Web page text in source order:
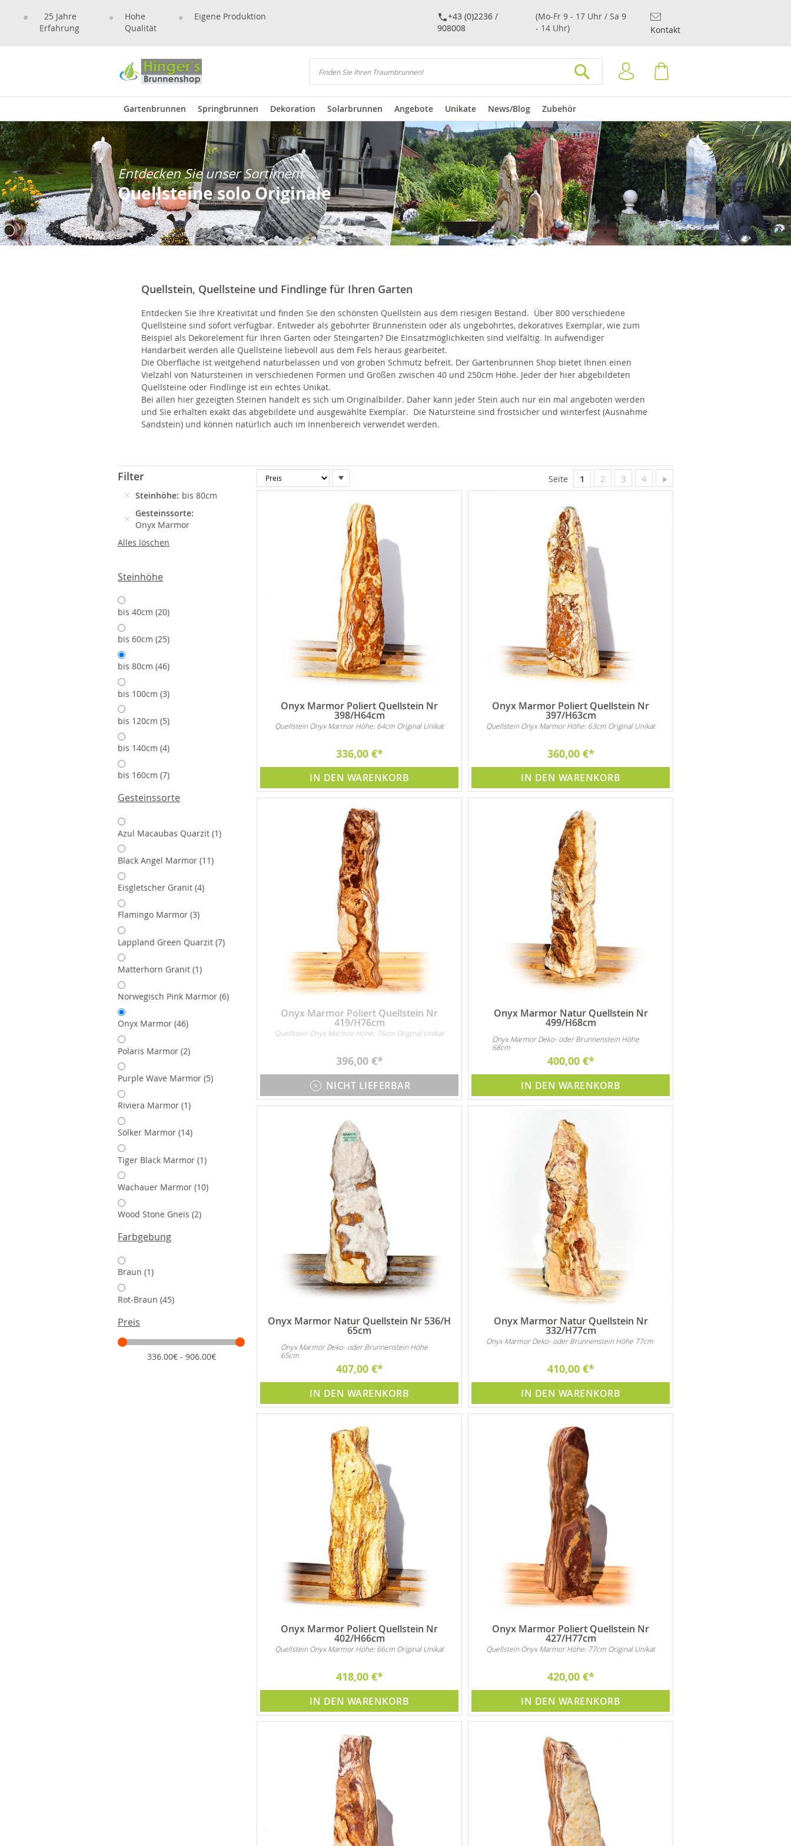
25 Jahre
Erfahrung
Hohe
Qualität
Eigene Produktion
+43 (0)2236 /
908008
(Mo-Fr 9 - 17 Uhr / Sa 9
- 14 Uhr)
Kontakt
Suchen
Anmelden
Gartenbrunnen Springbrunnen Dekoration Solarbrunnen Angebote Unikate News/Blog Zubehör
Entdecken Sie unser Sortiment
Quellsteine solo Originale
Quellstein, Quellsteine und Findlinge für Ihren Garten
Entdecken Sie Ihre Kreativität und finden Sie den schönsten Quellstein aus dem riesigen Bestand. Über 800 verschiedene
Quellsteine sind sofort verfügbar. Entweder als gebohrter Brunnenstein oder als ungebohrtes, dekoratives Exemplar, wie zum
Beispiel als Dekorelement für Ihren Garten oder Steingarten? Die Einsatzmöglichkeiten sind vielfältig. In aufwendiger
Handarbeit werden alle Quellsteine liebevoll aus dem Fels heraus gearbeitet.
Die Oberfläche ist weitgehend naturbelassen und von groben Schmutz befreit. Der Gartenbrunnen Shop bietet Ihnen einen
Vielzahl von Natursteinen in verschiedenen Formen und Größen zwischen 40 und 250cm Höhe. Jeder der hier abgebildeten
Quellsteine oder Findlinge ist ein echtes Unikat.
Bei allen hier gezeigten Steinen handelt es sich um Originalbilder. Daher kann jeder Stein auch nur ein mal angeboten werden
und Sie erhalten exakt das abgebildete und ausgewählte Exemplar. Die Natursteine sind frostsicher und winterfest (Ausnahme
Sandstein) und können natürlich auch im Innenbereich verwendet werden.
absteigender
Seite Sie lesen gerade Seite
1 Seite
2 Seite
3 Seite
4
Onyx Marmor Poliert Quellstein Nr
398/H64cm
Quellstein Onyx Marmor Höhe: 64cm Original Unikat
336,00 €
IN DEN WARENKORB
Onyx Marmor Poliert Quellstein Nr
397/H63cm
Quellstein Onyx Marmor Höhe: 63cm Original Unikat
360,00 €
IN DEN WARENKORB
Onyx Marmor Poliert Quellstein Nr
419/H76cm
Quellstein Onyx Marmor Höhe: 76cm Original Unikat
396,00 €
NICHT LIEFERBAR
Onyx Marmor Natur Quellstein Nr
499/H68cm
Onyx Marmor Deko- oder Brunnenstein Höhe
68cm
400,00 €
IN DEN WARENKORB
Onyx Marmor Natur Quellstein Nr 536/H
65cm
Onyx Marmor Deko- oder Brunnenstein Höhe
65cm
407,00 €
IN DEN WARENKORB
Onyx Marmor Natur Quellstein Nr
332/H77cm
Onyx Marmor Deko- oder Brunnenstein Höhe 77cm
410,00 €
IN DEN WARENKORB
Onyx Marmor Poliert Quellstein Nr
402/H66cm
Quellstein Onyx Marmor Höhe: 66cm Original Unikat
418,00 €
IN DEN WARENKORB
Onyx Marmor Poliert Quellstein Nr
427/H77cm
Quellstein Onyx Marmor Höhe: 77cm Original Unikat
420,00 €
IN DEN WARENKORB
Filter
Steinhöhe bis 80cm
Gesteinssorte
Onyx Marmor
Alles löschen
Steinhöhe
bis 40cm 20Artikel
bis 60cm 25Artikel
bis 80cm 46Artikel
bis 100cm 3Artikel
bis 120cm 5Artikel
bis 140cm 4Artikel
bis 160cm 7Artikel
Gesteinssorte
Azul Macaubas Quarzit 1Artikel
Black Angel Marmor 11Artikel
Eisgletscher Granit 4Artikel
Flamingo Marmor 3Artikel
Lappland Green Quarzit 7Artikel
Matterhorn Granit 1Artikel
Norwegisch Pink Marmor 6Artikel
Onyx Marmor 46Artikel
Polaris Marmor 2Artikel
Purple Wave Marmor 5Artikel
Riviera Marmor 1Artikel
Sölker Marmor 14Artikel
Tiger Black Marmor 1Artikel
Wachauer Marmor 10Artikel
Wood Stone Gneis 2Artikel
Farbgebung
Braun 1Artikel
Rot-Braun 45Artikel
Preis
336.00€ - 906.00€